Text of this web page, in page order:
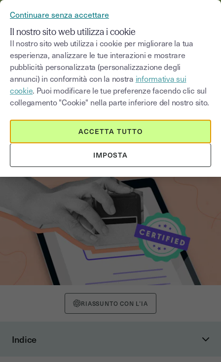
Blog
Seleziona una categoria Saisissez un terme
Cos'é il timbro digitale
RIASSUNTO CON L’IA
Indice
Continuare senza accettare
Il nostro sito web utilizza i cookie
Il nostro sito web utilizza i cookie per migliorare la tua
esperienza, analizzare le tue interazioni e mostrare
pubblicità personalizzata (personalizzazione degli
annunci) in conformità con la nostra informativa sui
cookie. Puoi modificare le tue preferenze facendo clic sul
collegamento "Cookie" nella parte inferiore del nostro sito.
IMPOSTA
ACCETTA TUTTO